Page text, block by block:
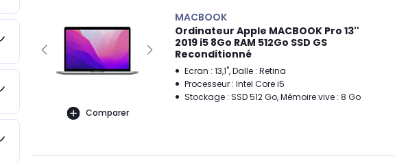
Comparer
MACBOOK
Ordinateur Apple MACBOOK Pro 13''
2019 i5 8Go RAM 512Go SSD GS
Reconditionné
Ecran : 13,1", Dalle : Retina
Processeur : Intel Core i5
Stockage : SSD 512 Go, Mémoire vive : 8 Go